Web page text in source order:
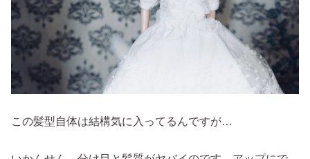
この髪型自体は結構気に入ってるんですが…